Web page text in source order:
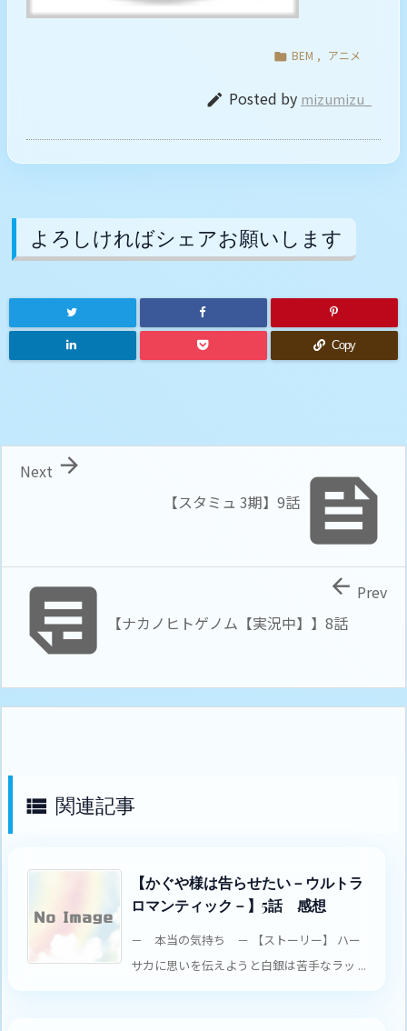
 BEM , アニメ
 Posted by mizumizu_
よろしければシェアお願いします
Copy

【スタミュ 3期】9話

Next
 【ナカノヒトゲノム【実況中】】8話
 Prev
 関連記事
【かぐや様は告らせたい－ウルトラ
ロマンティック－】5話 感想
－ 本当の気持ち － 【ストーリー】 ハー
サカに思いを伝えようと白銀は苦手なラッ ...